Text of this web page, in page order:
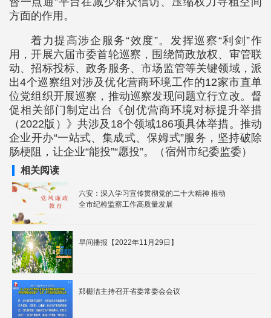
方面的作用。
着力提高涉企服务“效度”。发挥巡察“利剑”作
用，开展六届市委首轮巡察，围绕简政放权、审管联
动、招标投标、政务服务、市场监管等关键领域，派
出4个巡察组对涉及优化营商环境工作的12家市直单
位党组织开展巡察，推动巡察发现问题立行立改。督
促相关部门制定出台《创优营商环境对标提升举措
（2022版）》共涉及18个领域186项具体举措。推动
企业开办“一站式、集成式、保姆式”服务，坚持破除
肠梗阻，让企业“能投”“愿投”。（宿州市纪委监委）
相关阅读
六安：深入学习宣传贯彻党的二十大精神 推动
全市纪检监察工作高质量发展
早间播报【2022年11月29日】
郑栅洁主持召开省委常委会会议